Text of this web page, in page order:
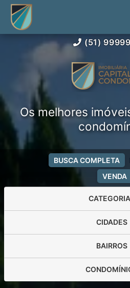
(51)
Os melhores
VENDA
BUSCA COMPLETA
CIDADES
BAIRROS